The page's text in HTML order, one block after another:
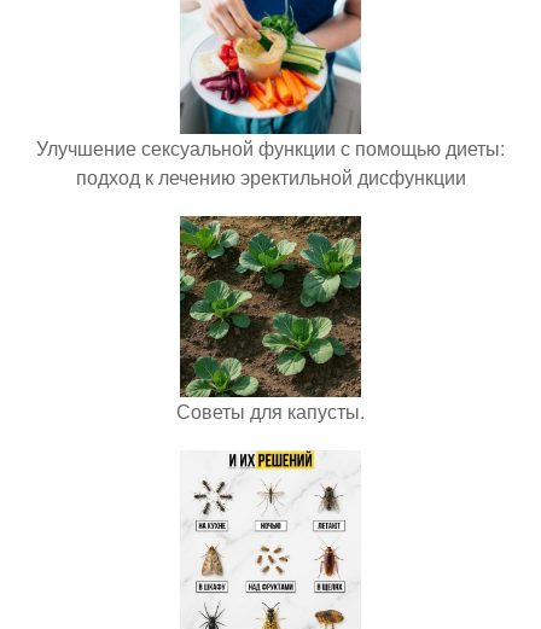
Улучшение сексуальной функции с помощью диеты:
подход к лечению эректильной дисфункции
Советы для капусты.